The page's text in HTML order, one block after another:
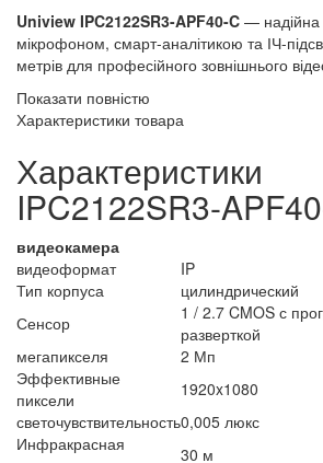
Uniview IPC2122SR3-APF40-C —
мікрофоном, смарт-аналітикою та ІЧ-
метрів для професійного зовнішнього
Показати повністю
Характеристики товара
Характеристики
IPC2122SR3-
видеокамера
видеоформат
IP
Тип корпуса
цилиндрический
Сенсор
1 / 2.7 CMOS с
разверткой
мегапикселя
2 Мп
Эффективные
пиксели
1920x1080
светочувствительность0,005 люкс
Инфракрасная
30 м